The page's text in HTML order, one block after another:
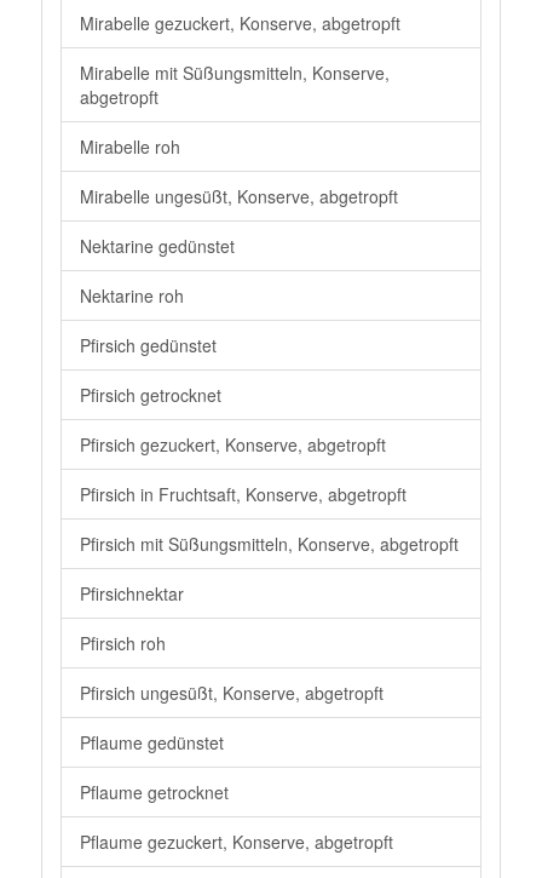
Mirabelle gezuckert, Konserve, abgetropft
Mirabelle mit Süßungsmitteln, Konserve,
abgetropft
Mirabelle roh
Mirabelle ungesüßt, Konserve, abgetropft
Nektarine gedünstet
Nektarine roh
Pfirsich gedünstet
Pfirsich getrocknet
Pfirsich gezuckert, Konserve, abgetropft
Pfirsich in Fruchtsaft, Konserve, abgetropft
Pfirsich mit Süßungsmitteln, Konserve, abgetropft
Pfirsichnektar
Pfirsich roh
Pfirsich ungesüßt, Konserve, abgetropft
Pflaume gedünstet
Pflaume getrocknet
Pflaume gezuckert, Konserve, abgetropft